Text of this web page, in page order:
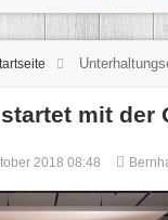
mit der
2018 08:48